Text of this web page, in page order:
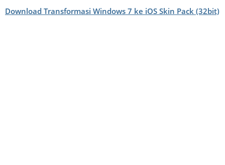
Download Transformasi Windows 7 ke iOS Skin Pack (32bit)